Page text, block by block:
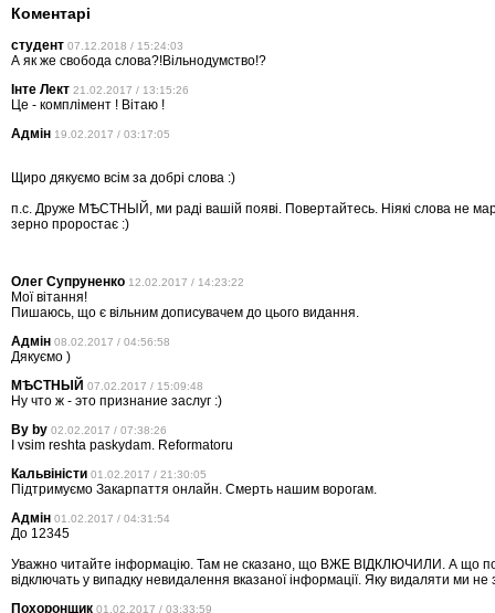
Коментарі
студент 07.12.2018 / 15:24:03
А як же свобода слова?!Вільнодумство!?
Інте Лект 21.02.2017 / 13:15:26
Це - комплімент ! Вітаю !
Адмін 19.02.2017 / 03:17:05
Щиро дякуємо всім за добрі слова :)
п.с. Друже МѢСТНЫЙ, ми раді вашій появі. Повертайтесь. Ніякі слова не
зерно проростає :)
Олег Супруненко 12.02.2017 / 14:23:22
Мої вітання!
Пишаюсь, що є вільним дописувачем до цього видання.
Адмін 08.02.2017 / 04:56:58
Дякуємо )
МѢСТНЫЙ 07.02.2017 / 15:09:48
Ну что ж - это признание заслуг :)
By by 02.02.2017 / 07:38:26
І vsim reshta paskydam. Reformatoru
Кальвіністи 01.02.2017 / 21:30:05
Підтримуємо Закарпаття онлайн. Смерть нашим ворогам.
Адмін 01.02.2017 / 04:31:54
До 12345
Уважно читайте інформацію. Там не сказано, що ВЖЕ ВІДКЛЮЧИЛИ. А що
відключать у випадку невидалення вказаної інформації. Яку видаляти ми
Похоронщик 01.02.2017 / 03:33:59